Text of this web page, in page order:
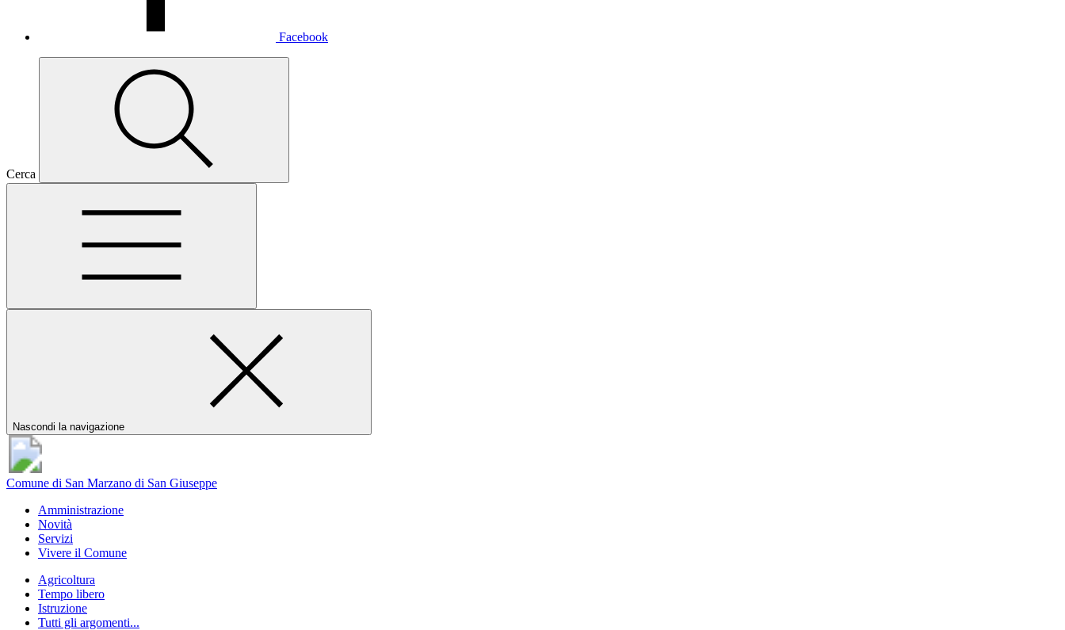
Facebook
Cerca
Nascondi la navigazione
Comune di San Marzano di San Giuseppe
Amministrazione
Novità
Servizi
Vivere il Comune
Agricoltura
Tempo libero
Istruzione
Tutti gli argomenti...